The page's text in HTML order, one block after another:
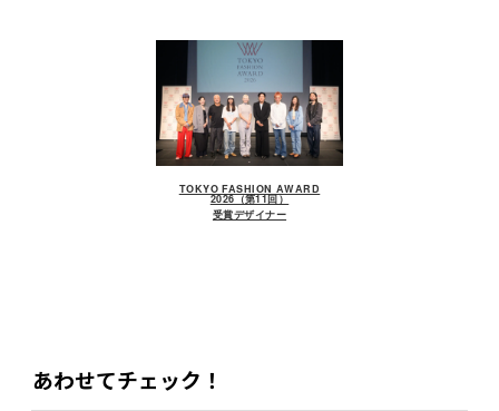
TOKYO FASHION AWARD
2026（第11回）
受賞デザイナー
あわせてチェック！